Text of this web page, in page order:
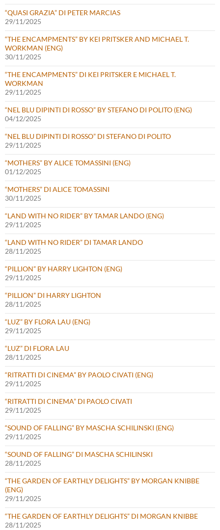
“QUASI GRAZIA” DI PETER MARCIAS
29/11/2025
“THE ENCAMPMENTS” BY KEI PRITSKER AND MICHAEL T.
WORKMAN (ENG)
30/11/2025
“THE ENCAMPMENTS” DI KEI PRITSKER E MICHAEL T.
WORKMAN
29/11/2025
“NEL BLU DIPINTI DI ROSSO” BY STEFANO DI POLITO (ENG)
04/12/2025
“NEL BLU DIPINTI DI ROSSO” DI STEFANO DI POLITO
29/11/2025
“MOTHERS” BY ALICE TOMASSINI (ENG)
01/12/2025
“MOTHERS” DI ALICE TOMASSINI
30/11/2025
“LAND WITH NO RIDER” BY TAMAR LANDO (ENG)
29/11/2025
“LAND WITH NO RIDER” DI TAMAR LANDO
28/11/2025
“PILLION” BY HARRY LIGHTON (ENG)
29/11/2025
“PILLION” DI HARRY LIGHTON
28/11/2025
“LUZ” BY FLORA LAU (ENG)
29/11/2025
“LUZ” DI FLORA LAU
28/11/2025
“RITRATTI DI CINEMA” BY PAOLO CIVATI (ENG)
29/11/2025
“RITRATTI DI CINEMA” DI PAOLO CIVATI
29/11/2025
“SOUND OF FALLING” BY MASCHA SCHILINSKI (ENG)
29/11/2025
“SOUND OF FALLING” DI MASCHA SCHILINSKI
28/11/2025
“THE GARDEN OF EARTHLY DELIGHTS” BY MORGAN KNIBBE
(ENG)
29/11/2025
“THE GARDEN OF EARTHLY DELIGHTS” DI MORGAN KNIBBE
28/11/2025